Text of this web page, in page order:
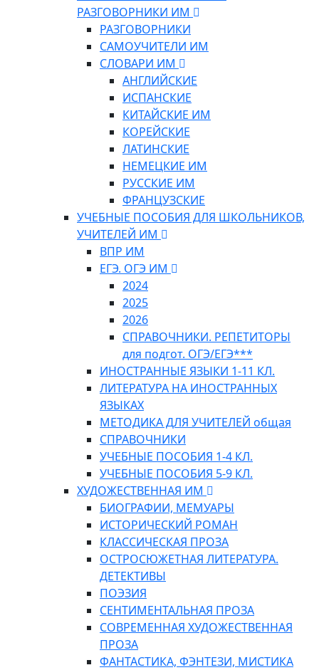
РАЗГОВОРНИКИ ИМ
РАЗГОВОРНИКИ
САМОУЧИТЕЛИ ИМ
СЛОВАРИ ИМ
АНГЛИЙСКИЕ
ИСПАНСКИЕ
КИТАЙСКИЕ ИМ
КОРЕЙСКИЕ
ЛАТИНСКИЕ
НЕМЕЦКИЕ ИМ
РУССКИЕ ИМ
ФРАНЦУЗСКИЕ
УЧЕБНЫЕ ПОСОБИЯ ДЛЯ ШКОЛЬНИКОВ,
УЧИТЕЛЕЙ ИМ
ВПР ИМ
ЕГЭ. ОГЭ ИМ
2024
2025
2026
СПРАВОЧНИКИ. РЕПЕТИТОРЫ
для подгот. ОГЭ/ЕГЭ***
ИНОСТРАННЫЕ ЯЗЫКИ 1-11 КЛ.
ЛИТЕРАТУРА НА ИНОСТРАННЫХ
ЯЗЫКАХ
МЕТОДИКА ДЛЯ УЧИТЕЛЕЙ общая
СПРАВОЧНИКИ
УЧЕБНЫЕ ПОСОБИЯ 1-4 КЛ.
УЧЕБНЫЕ ПОСОБИЯ 5-9 КЛ.
ХУДОЖЕСТВЕННАЯ ИМ
БИОГРАФИИ, МЕМУАРЫ
ИСТОРИЧЕСКИЙ РОМАН
КЛАССИЧЕСКАЯ ПРОЗА
ОСТРОСЮЖЕТНАЯ ЛИТЕРАТУРА.
ДЕТЕКТИВЫ
ПОЭЗИЯ
СЕНТИМЕНТАЛЬНАЯ ПРОЗА
СОВРЕМЕННАЯ ХУДОЖЕСТВЕННАЯ
ПРОЗА
ФАНТАСТИКА, ФЭНТЕЗИ, МИСТИКА